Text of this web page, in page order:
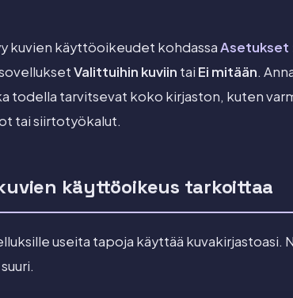
kuvien käyttöoikeudet kohdassaAsetukset
Valittuihin kuviin tai Ei mitään.
todella tarvitsevat koko kirjaston, kuten
tai siirtotyökalut.
käyttöoikeus tarkoittaa
useita tapoja käyttää kuvakirjastoasi.